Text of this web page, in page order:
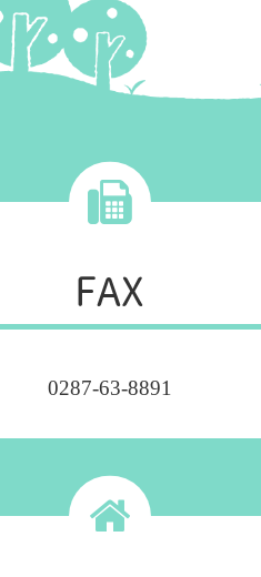
FAX
0287-63-8891